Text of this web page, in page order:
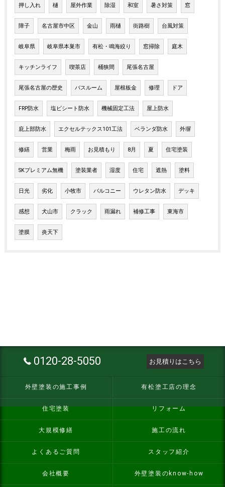
押し入れ 樋 屋外作業 除湿 和室 暑さ対策 窓
障子 名古屋市中区 金山 雨樋 街路樹 台風対策
岐阜県 岐阜県本巣市 有松・鳴海絞り 窓掃除 庭木
キッチンライフ 喫茶店 桶狭間 尾張名古屋
尾張名古屋の歴史 バスルーム 屋根板金 修理 ドア
FRP防水 塩ビシート防水 機械固定工法 屋上防水
庇上部防水 エクセルテックス101工法 ベランダ防水 外塀
修繕 営業 梅雨 お見積もり 8月 夏 住宅塗装
SKプレミアム無機 塗装業者 湿度 住宅 遮熱 塗料
日光 劣化 小牧市 バルコニー ウレタン防水 デッキ
感想 犬山市 クラック 雨漏れ 補修工事 東海市
塗膜 炎天下
0120-28-5050 お見積りはこちら
外壁塗装の施工事例 有松塗工店の理念
住宅塗装 リフォーム
大規模修繕 施工の流れ
よくあるご質問 スタッフ紹介
会社概要 外壁塗装のknow-how